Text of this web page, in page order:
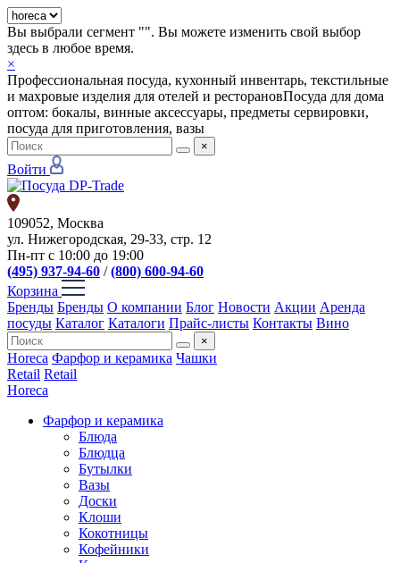
Вы выбрали сегмент "". Вы можете изменить свой выбор
здесь в любое время.
×
Профессиональная посуда, кухонный инвентарь, текстильные
и махровые изделия для отелей и ресторановПосуда для дома
оптом: бокалы, винные аксессуары, предметы сервировки,
посуда для приготовления, вазы
×
Войти
109052, Москва
ул. Нижегородская, 29-33, стр. 12
Пн-пт с 10:00 до 19:00
(495) 937-94-60 /(800) 600-94-60
Корзина
Бренды Бренды О компании Блог Новости Акции Аренда
посуды Каталог Каталоги Прайс-листы Контакты Вино
×
Horeca Фарфор и керамика Чашки
Retail Retail
Horeca
Фарфор и керамика
Блюда
Блюдца
Бутылки
Вазы
Доски
Клоши
Кокотницы
Кофейники